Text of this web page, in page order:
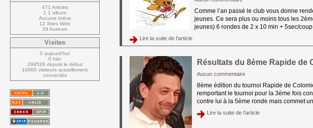
Comme l’an passé le club vous donne
jeunes. Ce sera plus ou moins tous les
jeunes) 6 rondes de 2 x 10 min + 5sec/
Lire la suite de l'article
Résultats du 8ème Rapide de
Aucun commentaire
8ème édition du tournoi Rapide de
remportant le tournoi pour la 3ème fois
contre lui à la 5ème ronde mais commet
Lire la suite de l'article
471 Articles
1 1 album
Aucune brève
12 Sites Web
29 Auteurs
Visites
0 aujourd'hui
0 hier
299526 depuis le début
10000 visiteurs actuellement
connectés